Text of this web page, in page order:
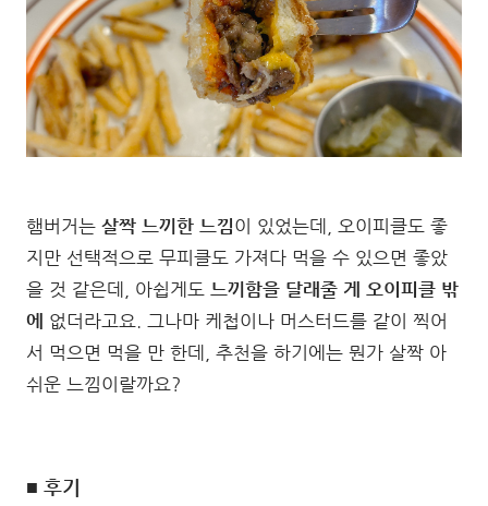
햄버거는 살짝 느끼한 느낌이 있었는데, 오이피클도 좋
지만 선택적으로 무피클도 가져다 먹을 수 있으면 좋았
을 것 같은데, 아쉽게도 느끼함을 달래줄 게 오이피클 밖
에 없더라고요. 그나마 케첩이나 머스터드를 같이 찍어
서 먹으면 먹을 만 한데, 추천을 하기에는 뭔가 살짝 아
쉬운 느낌이랄까요?
■ 후기